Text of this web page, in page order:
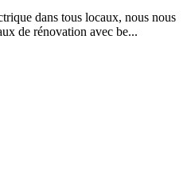
dans tous locaux, nous nous
de rénovation avec be...